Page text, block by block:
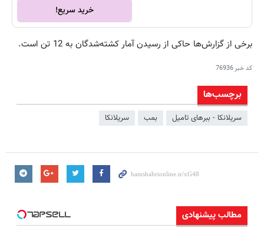
خرید سریع!
برخی از گزارش‌ها حاکی از رسیدن آمار کشته‌شدگان به 12 تن است.
کد خبر76936
برچسب‌ها
سریلانکا - ببرهای تامیل بمب سریلانکا
مطالب پیشنهادی